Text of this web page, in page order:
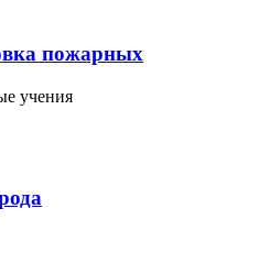
пожарных
учения